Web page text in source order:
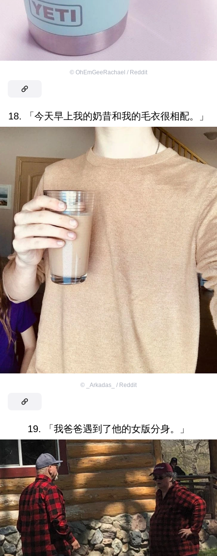
© OhEmGeeRachael / Reddit
18. 「今天早上我的奶昔和我的毛衣很相配。」
© _Arkadas_ / Reddit
19. 「我爸爸遇到了他的女版分身。」